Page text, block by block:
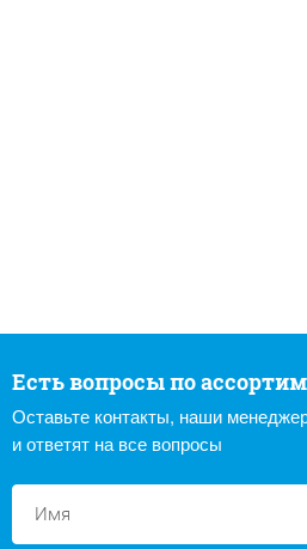
Есть вопросы по
Оставьте контакты, наши
и ответят на все вопросы